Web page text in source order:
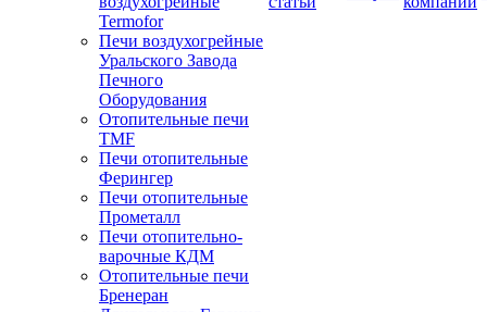
Termofor
Печи воздухогрейные
Уральского Завода
Печного
Оборудования
Отопительные печи
TMF
Печи отопительные
Ферингер
Печи отопительные
Прометалл
Печи отопительно-
варочные КДМ
Отопительные печи
Бренеран